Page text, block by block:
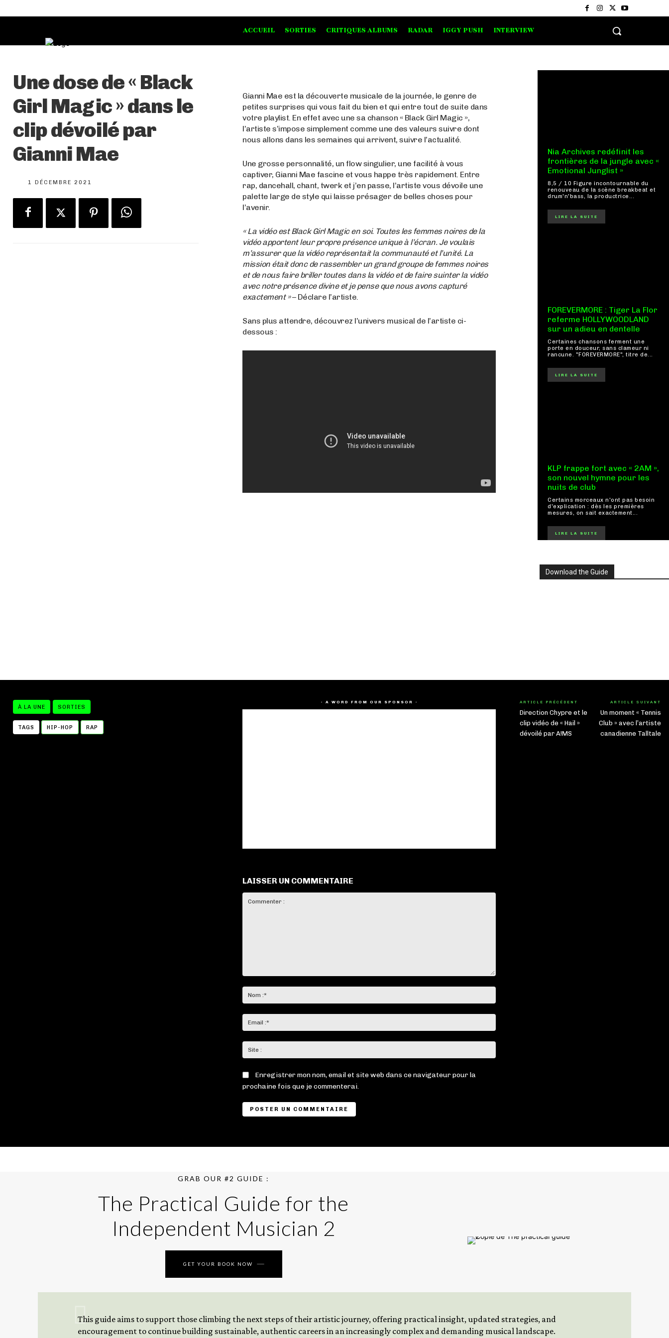
ACCUEIL SORTIES CRITIQUES ALBUMS RADAR IGGY PUSH INTERVIEW
Une dose de « Black
Girl Magic » dans le
clip dévoilé par
Gianni Mae
1 DÉCEMBRE 2021
Gianni Mae est la découverte musicale de la journée, le genre de
petites surprises qui vous fait du bien et qui entre tout de suite dans
votre playlist. En effet avec une sa chanson « Black Girl Magic »,
l’artiste s’impose simplement comme une des valeurs suivre dont
nous allons dans les semaines qui arrivent, suivre l’actualité.
Une grosse personnalité, un flow singulier, une facilité à vous
captiver, Gianni Mae fascine et vous happe très rapidement. Entre
rap, dancehall, chant, twerk et j’en passe, l’artiste vous dévoile une
palette large de style qui laisse présager de belles choses pour
l’avenir.
« La vidéo est Black Girl Magic en soi. Toutes les femmes noires de la
vidéo apportent leur propre présence unique à l’écran. Je voulais
m’assurer que la vidéo représentait la communauté et l’unité. La
mission était donc de rassembler un grand groupe de femmes noires
et de nous faire briller toutes dans la vidéo et de faire suinter la vidéo
avec notre présence divine et je pense que nous avons capturé
exactement »– Déclare l’artiste.
Sans plus attendre, découvrez l’univers musical de l’artiste ci-
dessous :
Nia Archives redéfinit les
frontières de la jungle avec «
Emotional Junglist »
8,5 / 10 Figure incontournable du
renouveau de la scène breakbeat et
drum'n'bass, la productrice...
LIRE LA SUITE
FOREVERMORE : Tiger La Flor
referme HOLLYWOODLAND
sur un adieu en dentelle
Certaines chansons ferment une
porte en douceur, sans clameur ni
rancune. "FOREVERMORE", titre de...
LIRE LA SUITE
KLP frappe fort avec « 2AM »,
son nouvel hymne pour les
nuits de club
Certains morceaux n'ont pas besoin
d'explication : dès les premières
mesures, on sait exactement...
LIRE LA SUITE
Download the Guide
À LA UNE SORTIES
TAGS HIP-HOP RAP
- A WORD FROM OUR SPONSOR -
LAISSER UN COMMENTAIRE
:*
:*
:
Enregistrer mon nom, email et site web dans ce navigateur pour la
prochaine fois que je commenterai.
ARTICLE PRÉCÉDENT
Direction Chypre et le
clip vidéo de « Hail »
dévoilé par A!MS
ARTICLE SUIVANT
Un moment « Tennis
Club » avec l’artiste
canadienne Talltale
GRAB OUR #2 GUIDE :
The Practical Guide for the
Independent Musician 2
GET YOUR BOOK NOW
This guide aims to support those climbing the next steps of their artistic journey, offering practical insight, updated strategies, and
encouragement to continue building sustainable, authentic careers in an increasingly complex and demanding musical landscape.